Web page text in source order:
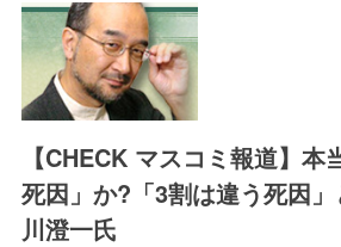
【CHECK マスコミ報道】本
死因」か?「3割は違う死因
川澄一氏